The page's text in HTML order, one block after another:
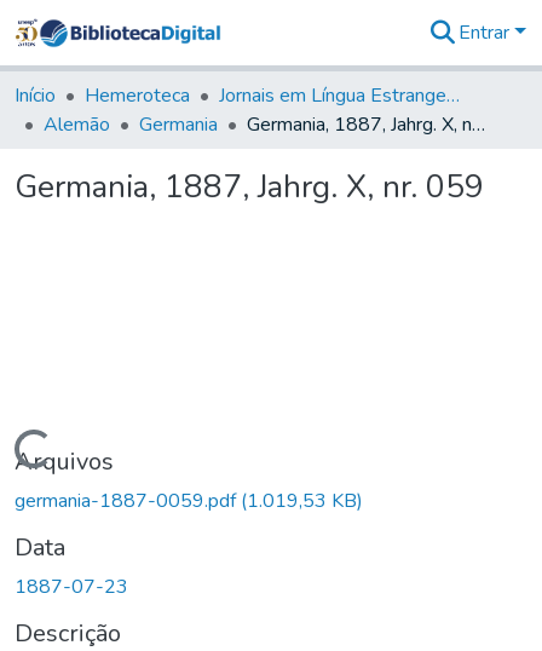
&
Coleções
Tudo na
Digital
Entrar
Início Hemeroteca
Jornais em Língua Estrangeira
Alemão
Germania Germania, 1887, Jahrg. X, nr. 059
Germania, 1887, Jahrg. X, nr. 059
Carregando...
Arquivos
germania-1887-0059.pdf(1.019,53 KB)
Data
1887-07-23
Descrição